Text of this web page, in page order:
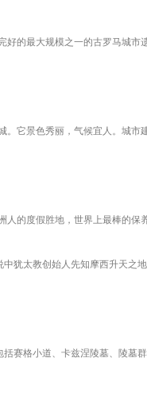
的最大规模之一的古罗马城市
。它景色秀丽，气候宜人。城市
人的度假胜地，世界上最棒的保
犹太教创始人先知摩西升天之
赛格小道、卡兹涅陵墓、陵墓群